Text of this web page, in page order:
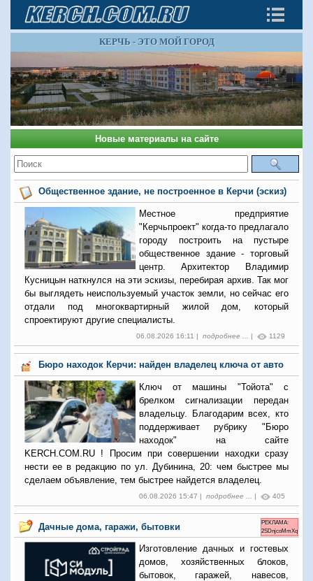
КЕРЧЬ - ЭТО МОЙ ГОРОД
Новые материалы на сайте
Общественное здание, не построенное в Керчи (эскиз)
Местное предприятие
"Керчьпроект" когда-то предлагало
городу построить на пустыре
общественное здание - торговый
центр. Архитектор Владимир
Кусницын наткнулся на эти эскизы, перебирая архив. Так мог
бы выглядеть неиспользуемый участок земли, но сейчас его
отдали под многоквартирный жилой дом, который
спроектируют другие специалисты.
06.08.2026 16:11 | подробнее ... | 1129
Бюро находок Керчи: найден владелец ключа от авто
Ключ от машины "Тойота" с
брелком сигнализации передан
владельцу. Благодарим всех, кто
поддерживает рубрику "Бюро
находок" на сайте
KERCH.COM.RU ! Просим при совершении находки сразу
нести ее в редакцию по ул. Дубинина, 20: чем быстрее мы
сделаем объявление, тем быстрее найдется владелец.
06.08.2026 15:47 | подробнее ... | 405
Дачные дома, гаражи, бытовки
РЕКЛАМА:
2SDnjcoMmXq
Изготовление дачных и гостевых
домов, хозяйственных блоков,
бытовок, гаражей, навесов,